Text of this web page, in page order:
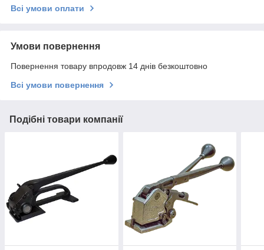
Всі умови оплати
Умови повернення
Повернення товару впродовж 14 днів безкоштовно
Всі умови повернення
Подібні товари компанії